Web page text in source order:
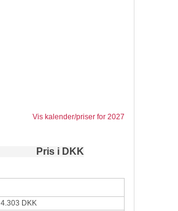
Vis kalender/priser for 2027
Pris i DKK
4.303 DKK